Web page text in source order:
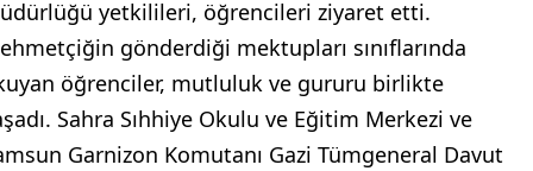
yetkilileri, öğrencileri ziyaret etti.
gönderdiği mektupları sınıflarında
öğrenciler, mutluluk ve gururu birlikte
Sahra Sıhhiye Okulu ve Eğitim Merkezi ve
Garnizon Komutanı Gazi Tümgeneral Davut